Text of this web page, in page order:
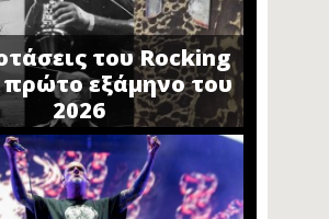
του Rocking
πρώτο εξάμηνο του
2026